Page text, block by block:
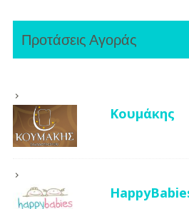
Προτάσεις Αγοράς
Κουμάκης